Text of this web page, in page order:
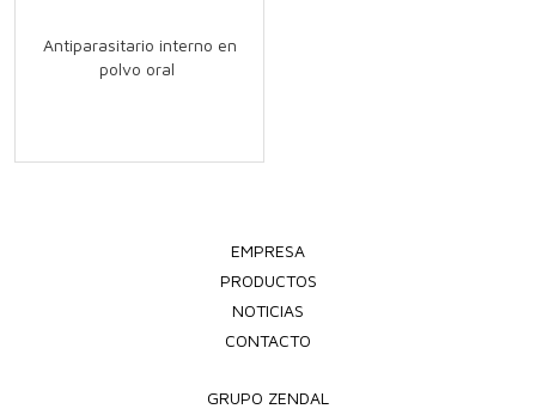
Antiparasitario interno en
polvo oral
EMPRESA
PRODUCTOS
NOTICIAS
CONTACTO
GRUPO ZENDAL